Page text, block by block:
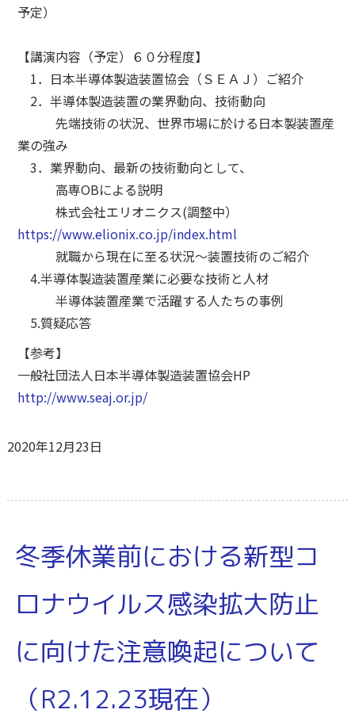
予定）
【講演内容（予定）６０分程度】
1．日本半導体製造装置協会（ＳＥＡＪ）ご紹介
2．半導体製造装置の業界動向、技術動向
先端技術の状況、世界市場に於ける日本製装置産
業の強み
3．業界動向、最新の技術動向として、
高専OBによる説明
株式会社エリオニクス(調整中）
https://www.elionix.co.jp/index.html
就職から現在に至る状況～装置技術のご紹介
4.半導体製造装置産業に必要な技術と人材
半導体装置産業で活躍する人たちの事例
5.質疑応答
【参考】
一般社団法人日本半導体製造装置協会HP
http://www.seaj.or.jp/
2020年12月23日
冬季休業前における新型コ
ロナウイルス感染拡大防止
に向けた注意喚起について
（R2.12.23現在）